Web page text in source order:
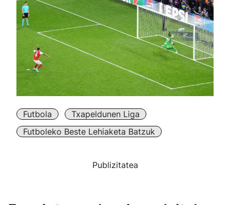
Futbola
Txapeldunen Liga
Futboleko Beste Lehiaketa Batzuk
Publizitatea